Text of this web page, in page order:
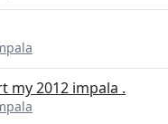
my 2012 impala .